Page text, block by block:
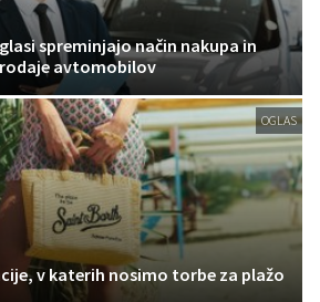
spreminjajo način nakupa in
avtomobilov
OGLAS
v katerih nosimo torbe za plažo